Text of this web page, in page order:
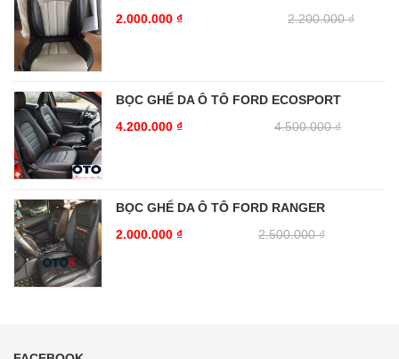
2.200.000₫
2.000.000 ₫
BỌC GHẾ DA Ô TÔ FORD ECOSPORT
4.500.000₫
4.200.000 ₫
BỌC GHẾ DA Ô TÔ FORD RANGER
2.500.000₫
2.000.000 ₫